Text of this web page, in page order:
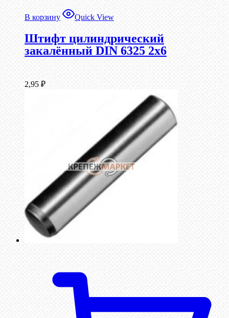
В корзину Quick View
Штифт цилиндрический
закалённый DIN 6325 2х6
2,95 ₽